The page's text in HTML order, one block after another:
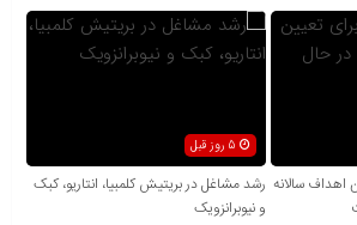
سالانه رشد مشاغل در بریتیش کلمبیا، انتاریو، کبک
و نیوبرانزویک